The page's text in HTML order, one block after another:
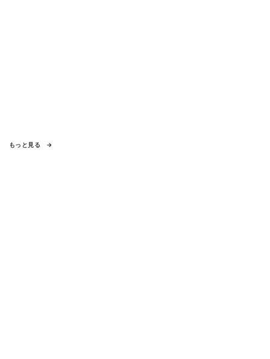
もっと見る